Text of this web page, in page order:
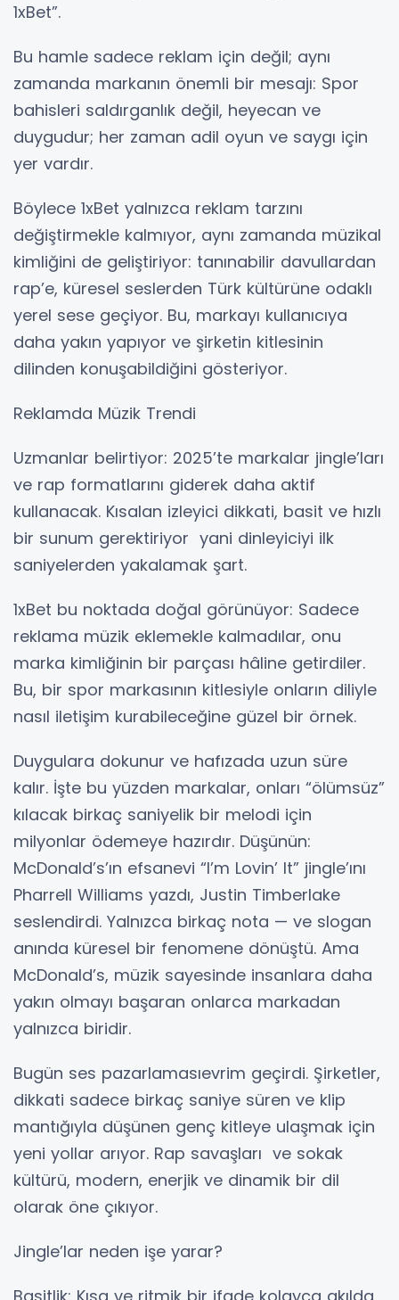
1xBet”.
Bu hamle sadece reklam için değil; aynı
zamanda markanın önemli bir mesajı: Spor
bahisleri saldırganlık değil, heyecan ve
duygudur; her zaman adil oyun ve saygı için
yer vardır.
Böylece 1xBet yalnızca reklam tarzını
değiştirmekle kalmıyor, aynı zamanda müzikal
kimliğini de geliştiriyor: tanınabilir davullardan
rap’e, küresel seslerden Türk kültürüne odaklı
yerel sese geçiyor. Bu, markayı kullanıcıya
daha yakın yapıyor ve şirketin kitlesinin
dilinden konuşabildiğini gösteriyor.
Reklamda Müzik Trendi
Uzmanlar belirtiyor: 2025’te markalar jingle’ları
ve rap formatlarını giderek daha aktif
kullanacak. Kısalan izleyici dikkati, basit ve hızlı
bir sunum gerektiriyor yani dinleyiciyi ilk
saniyelerden yakalamak şart.
1xBet bu noktada doğal görünüyor: Sadece
reklama müzik eklemekle kalmadılar, onu
marka kimliğinin bir parçası hâline getirdiler.
Bu, bir spor markasının kitlesiyle onların diliyle
nasıl iletişim kurabileceğine güzel bir örnek.
Duygulara dokunur ve hafızada uzun süre
kalır. İşte bu yüzden markalar, onları “ölümsüz”
kılacak birkaç saniyelik bir melodi için
milyonlar ödemeye hazırdır. Düşünün:
McDonald’s’ın efsanevi “I’m Lovin’ It” jingle’ını
Pharrell Williams yazdı, Justin Timberlake
seslendirdi. Yalnızca birkaç nota — ve slogan
anında küresel bir fenomene dönüştü. Ama
McDonald’s, müzik sayesinde insanlara daha
yakın olmayı başaran onlarca markadan
yalnızca biridir.
Bugün ses pazarlamasıevrim geçirdi. Şirketler,
dikkati sadece birkaç saniye süren ve klip
mantığıyla düşünen genç kitleye ulaşmak için
yeni yollar arıyor. Rap savaşları ve sokak
kültürü, modern, enerjik ve dinamik bir dil
olarak öne çıkıyor.
Jingle’lar neden işe yarar?